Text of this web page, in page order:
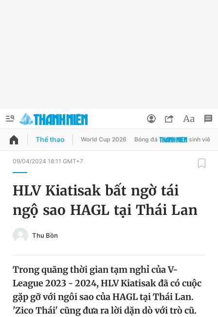
QUẢNG CÁO ĐẶT BÁO
Chuyên mục
Chuyên mục khác
Tin thị trường Tin 360
Video Magazine
Đổi mật khẩu
Tin đã lưu
Tin đã xem
Đăng xuất
Thể thao World Cup 2026 Bóng đá sinh viên
09/04/2024 18:11 GMT+7
HLV Kiatisak bất ngờ tái
ngộ sao HAGL tại Thái Lan
Thu Bồn
Trong quãng thời gian tạm nghỉ của V-
League 2023 - 2024, HLV Kiatisak đã có cuộc
gặp gỡ với ngôi sao của HAGL tại Thái Lan.
'Zico Thái' cũng đưa ra lời dặn dò với trò cũ.